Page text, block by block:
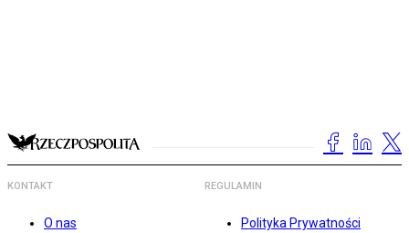
KONTAKT
O nas
REGULAMIN
Polityka Prywatności